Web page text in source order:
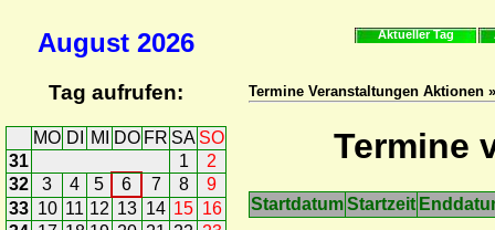
August 2026
Tag aufrufen:
MO DI MI DO FR SA SO
31
1
2
32
3 4 5 6 7 8
9
33 10 11 12 13 14 15 16
Aktueller Tag
Termine Veranstaltungen Aktionen
Termine
StartdatumStartzeit